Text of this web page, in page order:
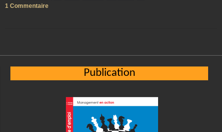
1 Commentaire
Publication